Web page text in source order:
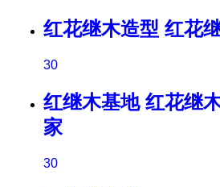
红花继木造型 红花
30
红继木基地 红花继
家
30